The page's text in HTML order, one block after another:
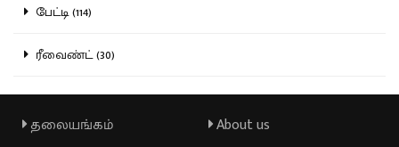
பேட்டி (114)
ரீவைண்ட் (30)
தலையங்கம்
About us